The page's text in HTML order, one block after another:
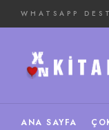
WHATSAPP
ANA SAYFA